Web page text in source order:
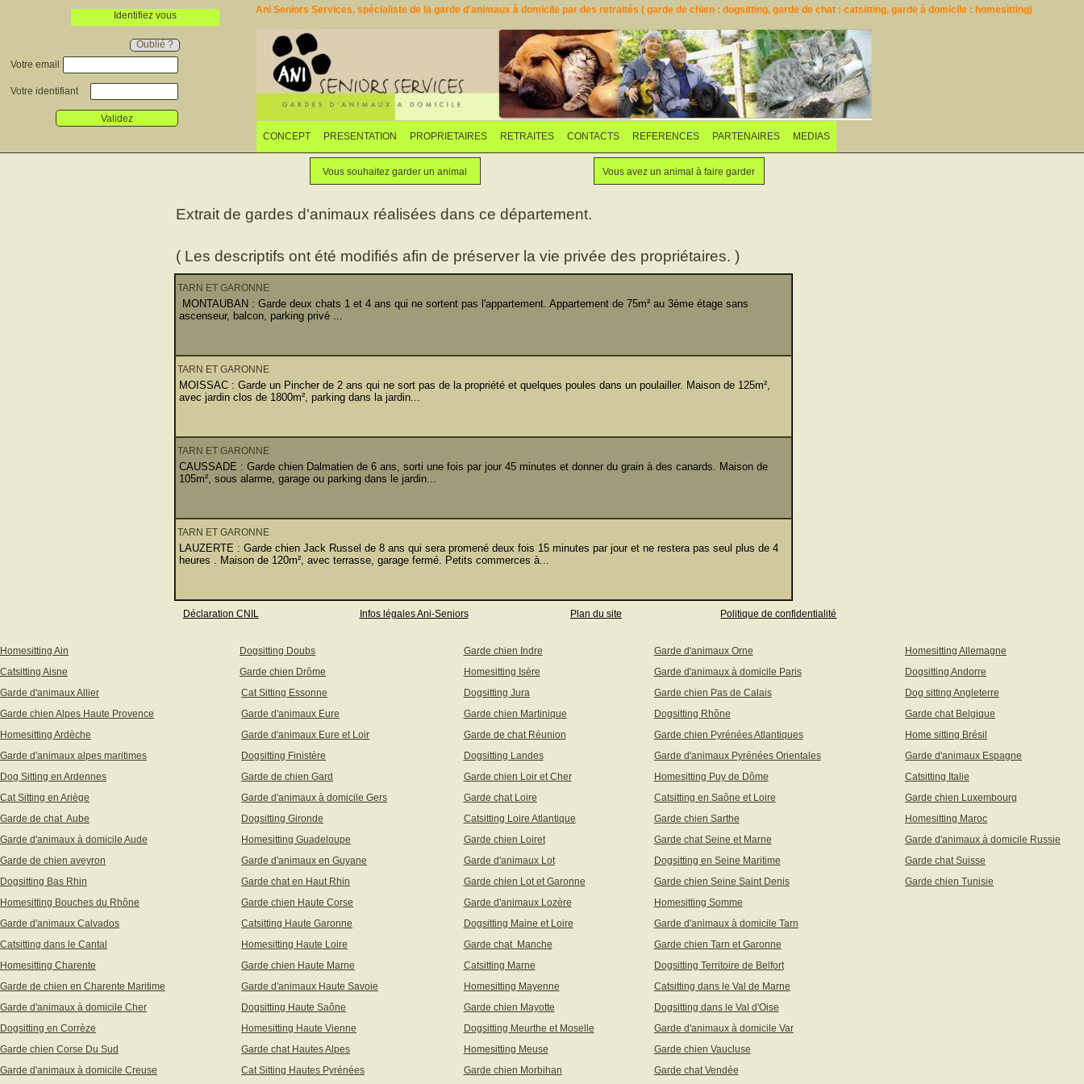
Identifiez vous
Oublié ?
Votre email
Votre identifiant
Validez
Ani Seniors Services, spécialiste de la garde d'animaux à domicile par des retraités ( garde de chien : dogsitting, garde de chat : catsitting, garde à domicile : homesitting)
CONCEPT PRESENTATION PROPRIETAIRES
Faites garder votre animal
RETRAITES
Vous souhaitez garder un animal
CONTACTS REFERENCES PARTENAIRES MEDIAS
Vous souhaitez garder un animal Vous avez un animal à faire garder
Extrait de gardes d'animaux réalisées dans ce département.
( Les descriptifs ont été modifiés afin de préserver la vie privée des propriétaires. )
TARN ET GARONNE
MONTAUBAN : Garde deux chats 1 et 4 ans qui ne sortent pas l'appartement. Appartement de 75m² au 3ème étage sans
ascenseur, balcon, parking privé ...
TARN ET GARONNE
MOISSAC : Garde un Pincher de 2 ans qui ne sort pas de la propriété et quelques poules dans un poulailler. Maison de 125m²,
avec jardin clos de 1800m², parking dans la jardin...
TARN ET GARONNE
CAUSSADE : Garde chien Dalmatien de 6 ans, sorti une fois par jour 45 minutes et donner du grain à des canards. Maison de
105m², sous alarme, garage ou parking dans le jardin...
TARN ET GARONNE
LAUZERTE : Garde chien Jack Russel de 8 ans qui sera promené deux fois 15 minutes par jour et ne restera pas seul plus de 4
heures . Maison de 120m², avec terrasse, garage fermé. Petits commerces à...
Déclaration CNIL Infos légales Ani-Seniors Plan du site Politique de confidentialité
Homesitting Ain Dogsitting Doubs Garde chien Indre Garde d'animaux Orne
Homesitting Allemagne
Catsitting Aisne
Garde chien Drôme Homesitting Isère Garde d'animaux à domicile Paris
Dogsitting Andorre
Garde d'animaux Allier
Cat Sitting Essonne Dogsitting Jura Garde chien Pas de Calais
Dog sitting Angleterre
Garde chien Alpes Haute Provence
Garde d'animaux Eure Garde chien Martinique Dogsitting Rhône
Garde chat Belgique
Homesitting Ardèche
Garde d'animaux Eure et Loir Garde de chat Réunion Garde chien Pyrénées Atlantiques
Home sitting Brésil
Garde d'animaux alpes maritimes
Dogsitting Finistère Dogsitting Landes Garde d'animaux Pyrénées Orientales
Garde d'animaux Espagne
Dog Sitting en Ardennes
Garde de chien Gard Garde chien Loir et Cher Homesitting Puy de Dôme
Catsitting Italie
Cat Sitting en Ariège
Garde d'animaux à domicile Gers Garde chat Loire Catsitting en Saône et Loire
Garde chien Luxembourg
Garde de chat Aube
Dogsitting Gironde Catsitting Loire Atlantique Garde chien Sarthe
Homesitting Maroc
Garde d'animaux à domicile Aude
Homesitting Guadeloupe Garde chien Loiret Garde chat Seine et Marne
Garde d'animaux à domicile Russie
Garde de chien aveyron
Garde d'animaux en Guyane Garde d'animaux Lot Dogsitting en Seine Maritime
Garde chat Suisse
Dogsitting Bas Rhin
Garde chat en Haut Rhin Garde chien Lot et Garonne Garde chien Seine Saint Denis
Garde chien Tunisie
Homesitting Bouches du Rhône
Garde chien Haute Corse Garde d'animaux Lozère
Homesitting Somme
Garde d'animaux Calvados
Catsitting Haute Garonne Dogsitting Maine et Loire
Garde d'animaux à domicile Tarn
Catsitting dans le Cantal
Homesitting Haute Loire Garde chat Manche
Garde chien Tarn et Garonne
Homesitting Charente
Garde chien Haute Marne Catsitting Marne
Dogsitting Territoire de Belfort
Garde de chien en Charente Maritime
Garde d'animaux Haute Savoie Homesitting Mayenne
Catsitting dans le Val de Marne
Garde d'animaux à domicile Cher
Dogsitting Haute Saône Garde chien Mayotte
Dogsitting dans le Val d'Oise
Dogsitting en Corrèze
Homesitting Haute Vienne Dogsitting Meurthe et Moselle
Garde d'animaux à domicile Var
Garde chien Corse Du Sud
Garde chat Hautes Alpes Homesitting Meuse
Garde chien Vaucluse
Garde d'animaux à domicile Creuse
Cat Sitting Hautes Pyrénées Garde chien Morbihan Garde chat Vendée